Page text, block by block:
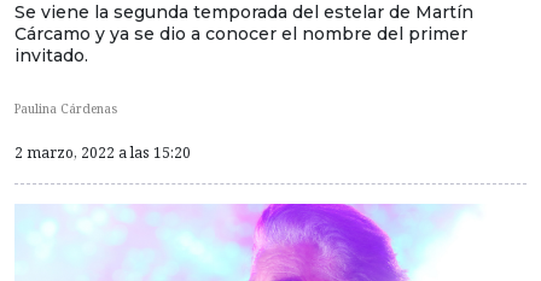
Se viene la segunda temporada del estelar de Martín
Cárcamo y ya se dio a conocer el nombre del primer
invitado.
Paulina Cárdenas
2 marzo, 2022 a las 15:20